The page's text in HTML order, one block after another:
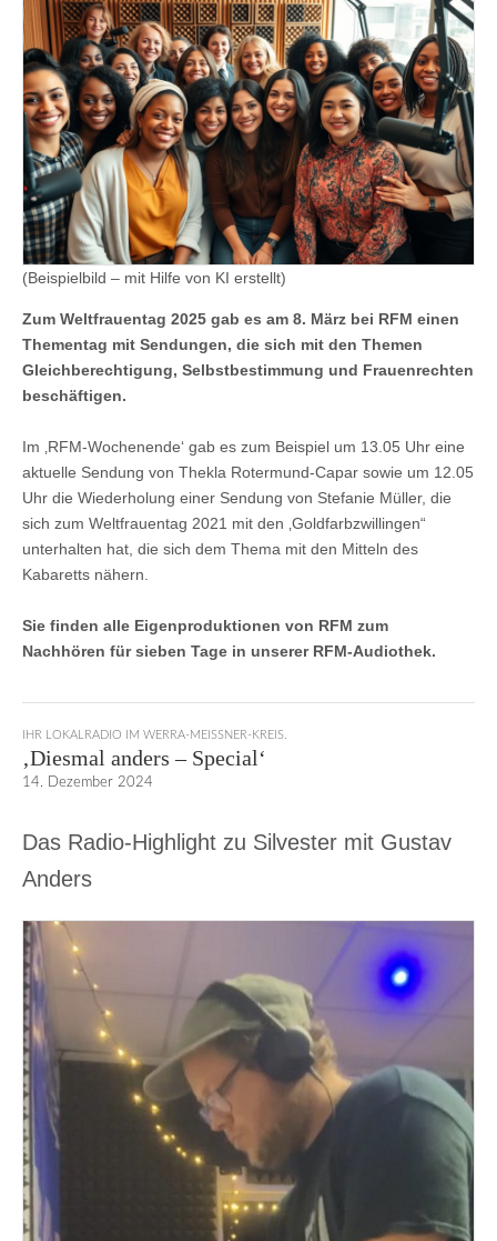
(Beispielbild – mit Hilfe von KI erstellt)
Zum Weltfrauentag 2025 gab es am 8. März bei RFM einen
Thementag mit Sendungen, die sich mit den Themen
Gleichberechtigung, Selbstbestimmung und Frauenrechten
beschäftigen.
Im ‚RFM-Wochenende‘ gab es zum Beispiel um 13.05 Uhr eine
aktuelle Sendung von Thekla Rotermund-Capar sowie um 12.05
Uhr die Wiederholung einer Sendung von Stefanie Müller, die
sich zum Weltfrauentag 2021 mit den ‚Goldfarbzwillingen“
unterhalten hat, die sich dem Thema mit den Mitteln des
Kabaretts nähern.
Sie finden alle Eigenproduktionen von RFM zum
Nachhören für sieben Tage in unserer RFM-Audiothek.
IHR LOKALRADIO IM WERRA-MEISSNER-KREIS.
‚Diesmal anders – Special‘
14. Dezember 2024
Das Radio-Highlight zu Silvester mit Gustav
Anders